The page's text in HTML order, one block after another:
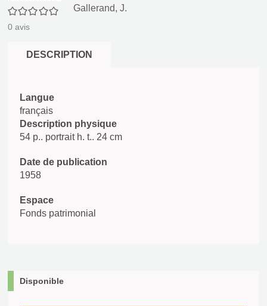
0/5
0 avis
Gallerand, J.
DESCRIPTION
Langue
français
Description physique
54 p.. portrait h. t.. 24 cm
Date de publication
1958
Espace
Fonds patrimonial
Disponible